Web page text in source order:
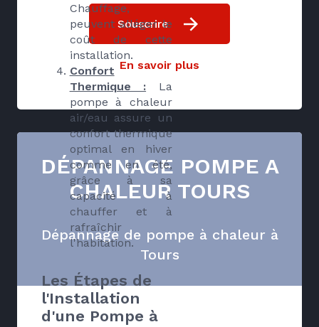
Chauffage,
peuvent alléger le
coût de cette
installation.
Confort
Thermique : La
pompe à chaleur
air/eau assure un
confort thermique
optimal en hiver
comme en été,
grâce à sa
capacité à
chauffer et à
rafraîchir
l'habitation.
Les Étapes de
l'Installation
d'une Pompe à
Souscrire
En savoir plus
DÉPANNAGE POMPE A
CHALEUR TOURS
Dépannage de pompe à chaleur à
Tours